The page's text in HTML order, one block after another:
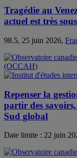
Tragédie au
actuel est très
98.5, 25 juin 2026,
Repenser la
partir des
Sud global
Date limite : 22 juin